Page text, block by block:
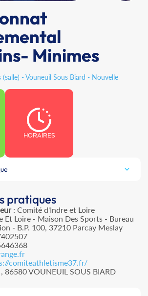
Minimes
(salle) - Vouneuil Sous Biard - Nouvelle
HORAIRES
pratiques
: Comité d'Indre et Loire
Et Loire - Maison Des Sports - Bureau
- B.P. 100, 37210 Parcay Meslay
comiteathletisme37.fr/
86580 VOUNEUIL SOUS BIARD